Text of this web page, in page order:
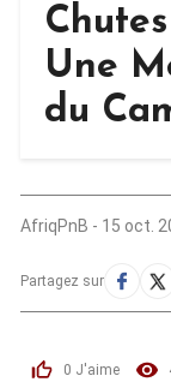
Une
du
AfriqPnB - 15 oct.
Partagez sur
0 J'aime